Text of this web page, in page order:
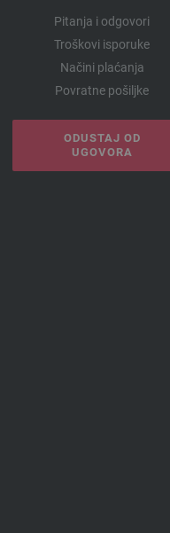
Pitanja i odgovori
Troškovi isporuke
Načini plaćanja
Povratne pošiljke
ODUSTAJ OD
UGOVORA